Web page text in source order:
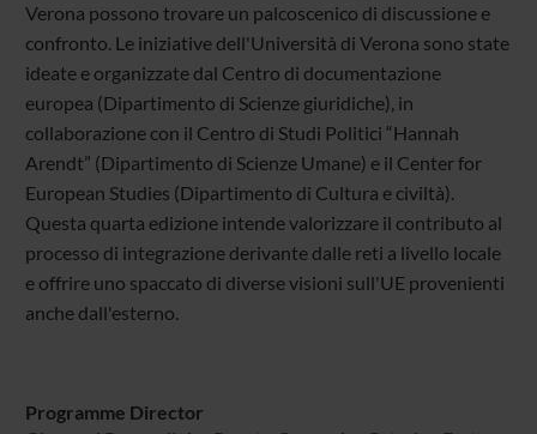
Verona possono trovare un palcoscenico di discussione e
confronto. Le iniziative dell'Università di Verona sono state
ideate e organizzate dal Centro di documentazione
europea (Dipartimento di Scienze giuridiche), in
collaborazione con il Centro di Studi Politici “Hannah
Arendt” (Dipartimento di Scienze Umane) e il Center for
European Studies (Dipartimento di Cultura e civiltà).
Questa quarta edizione intende valorizzare il contributo al
processo di integrazione derivante dalle reti a livello locale
e offrire uno spaccato di diverse visioni sull'UE provenienti
anche dall'esterno.
Programme Director